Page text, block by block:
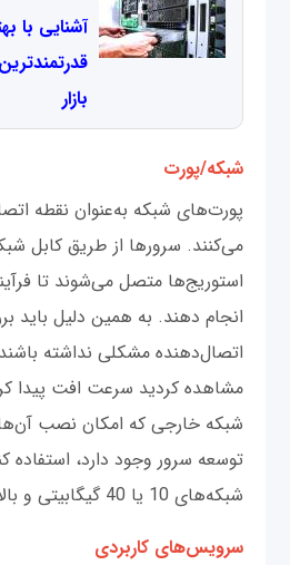
آشنایی با
بازار
شبکه/پورت
پورت‌های شبکه به‌عنوان نقطه
می‌کنند. سرورها از طریق کابل
استوریج‌ها متصل می‌شوند تا
انجام دهند. به همین دلیل باید
اتصال‌دهنده مشکلی نداشته
مشاهده کردید سرعت افت پیدا
شبکه خارجی که امکان نصب
توسعه سرور وجود دارد، استفاده
شبکه‌های 10 یا 40 گیگابیتی و بالاتر بهره‌مند شوید.
سرویس‌های کاربردی